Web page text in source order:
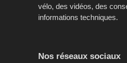
vélo, des vidéos, des
informations techniques.
Nos réseaux sociaux